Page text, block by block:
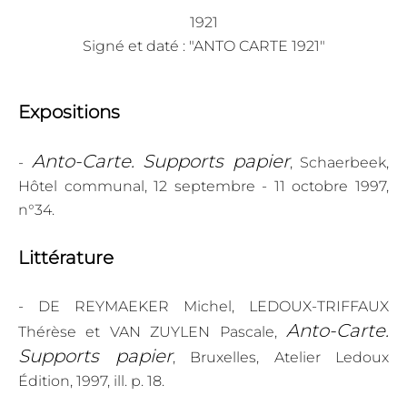
1921
Signé et daté : "ANTO CARTE 1921"
Expositions
- Anto-Carte. Supports papier, Schaerbeek,
Hôtel communal, 12 septembre - 11 octobre 1997,
n°34.
Littérature
- DE REYMAEKER Michel, LEDOUX-TRIFFAUX
Thérèse et VAN ZUYLEN Pascale, Anto-Carte.
Supports papier, Bruxelles, Atelier Ledoux
Édition, 1997, ill. p. 18.